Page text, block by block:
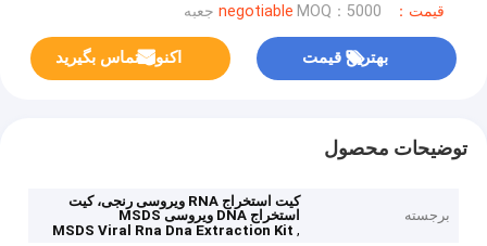
قیمت：negotiable MOQ：5000 جعبه
بهترین قیمت اکنون تماس بگیرید
توضیحات محصول
برجسته
کیت استخراج RNA ویروسی رنجی، کیت
استخراج DNA ویروسی MSDS
,
MSDS Viral Rna Dna Extraction Kit